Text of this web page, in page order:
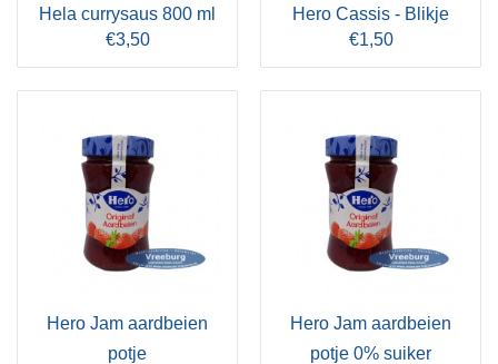
Hela currysaus 800 ml
€3,50
Hero Cassis - Blikje
€1,50
Hero Jam aardbeien
potje
Hero Jam aardbeien
potje 0% suiker